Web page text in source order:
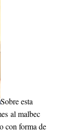
Sobre esta
al malbec
con forma de